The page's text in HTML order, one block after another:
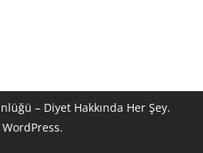
– Diyet Hakkında Her Şey.
WordPress.